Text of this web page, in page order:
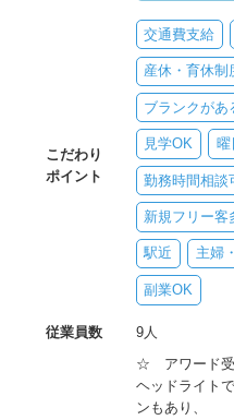
こだわり
ポイント
交通費支給
産休・育休制
ブランクがあ
見学OK 曜
勤務時間相談
新規フリー客
駅近 主婦
副業OK
従業員数 9人
☆ アワード
ヘッドライト
ンもあり、